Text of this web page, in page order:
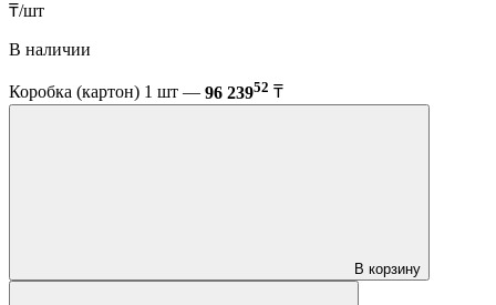
₸/шт
В наличии
Коробка (картон) 1 шт — 96 23952 ₸
В корзину